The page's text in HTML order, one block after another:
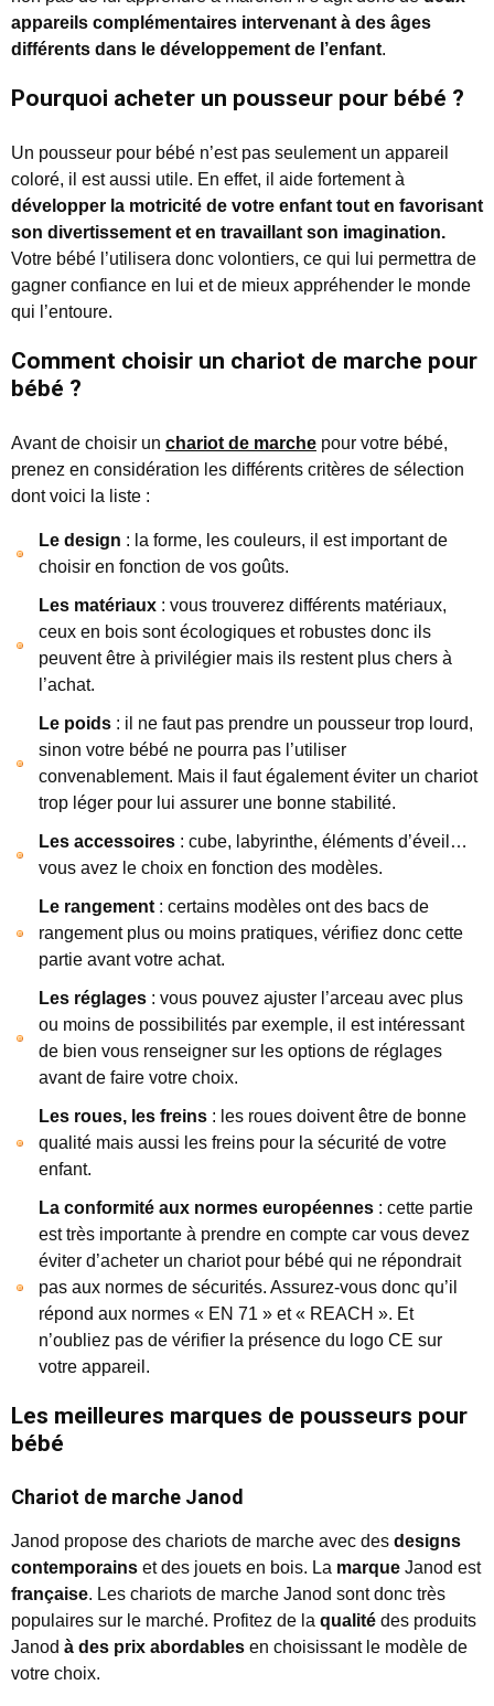
appareils complémentaires intervenant à des âges
différents dans le développement de l’enfant.
Pourquoi acheter un pousseur pour bébé ?
Un pousseur pour bébé n’est pas seulement un appareil
coloré, il est aussi utile. En effet, il aide fortement à
développer la motricité de votre enfant tout en favorisant
son divertissement et en travaillant son imagination.
Votre bébé l’utilisera donc volontiers, ce qui lui permettra de
gagner confiance en lui et de mieux appréhender le monde
qui l’entoure.
Comment choisir un chariot de marche pour
bébé ?
Avant de choisir un chariot de marche pour votre bébé,
prenez en considération les différents critères de sélection
dont voici la liste :
Le design : la forme, les couleurs, il est important de
choisir en fonction de vos goûts.
Les matériaux : vous trouverez différents matériaux,
ceux en bois sont écologiques et robustes donc ils
peuvent être à privilégier mais ils restent plus chers à
l’achat.
Le poids : il ne faut pas prendre un pousseur trop lourd,
sinon votre bébé ne pourra pas l’utiliser
convenablement. Mais il faut également éviter un chariot
trop léger pour lui assurer une bonne stabilité.
Les accessoires : cube, labyrinthe, éléments d’éveil…
vous avez le choix en fonction des modèles.
Le rangement : certains modèles ont des bacs de
rangement plus ou moins pratiques, vérifiez donc cette
partie avant votre achat.
Les réglages : vous pouvez ajuster l’arceau avec plus
ou moins de possibilités par exemple, il est intéressant
de bien vous renseigner sur les options de réglages
avant de faire votre choix.
Les roues, les freins : les roues doivent être de bonne
qualité mais aussi les freins pour la sécurité de votre
enfant.
La conformité aux normes européennes : cette partie
est très importante à prendre en compte car vous devez
éviter d’acheter un chariot pour bébé qui ne répondrait
pas aux normes de sécurités. Assurez-vous donc qu’il
répond aux normes « EN 71 » et « REACH ». Et
n’oubliez pas de vérifier la présence du logo CE sur
votre appareil.
Les meilleures marques de pousseurs pour
bébé
Chariot de marche Janod
Janod propose des chariots de marche avec des designs
contemporains et des jouets en bois. La marque Janod est
française. Les chariots de marche Janod sont donc très
populaires sur le marché. Profitez de la qualité des produits
Janod à des prix abordables en choisissant le modèle de
votre choix.